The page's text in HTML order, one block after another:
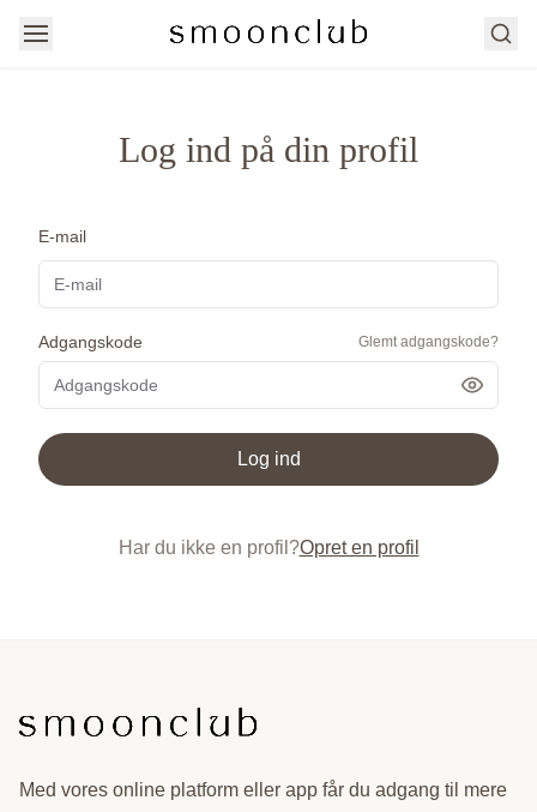
Søg
Log ind på din profil
E-mail
Adgangskode Glemt adgangskode?
Vis
Log ind
Har du ikke en profil?Opret en profil
Med vores online platform eller app får du adgang til mere